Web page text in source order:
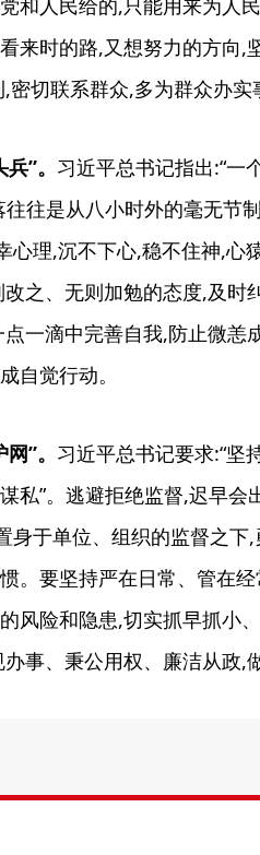
和人民给的,只能用来为人
来时的路,又想努力的方向,
切联系群众,多为群众办实
”。 习近平总书记指出:“一
往是从八小时外的毫无节
理,沉不下心,稳不住神,心
之、无则加勉的态度,及
一滴中完善自我,防止微恙
自觉行动。
”。 习近平总书记要求:“坚
私”。逃避拒绝监督,迟早
身于单位、组织的监督之
。要坚持严在日常、管在
风险和隐患,切实抓早抓小
事、秉公用权、廉洁从政,